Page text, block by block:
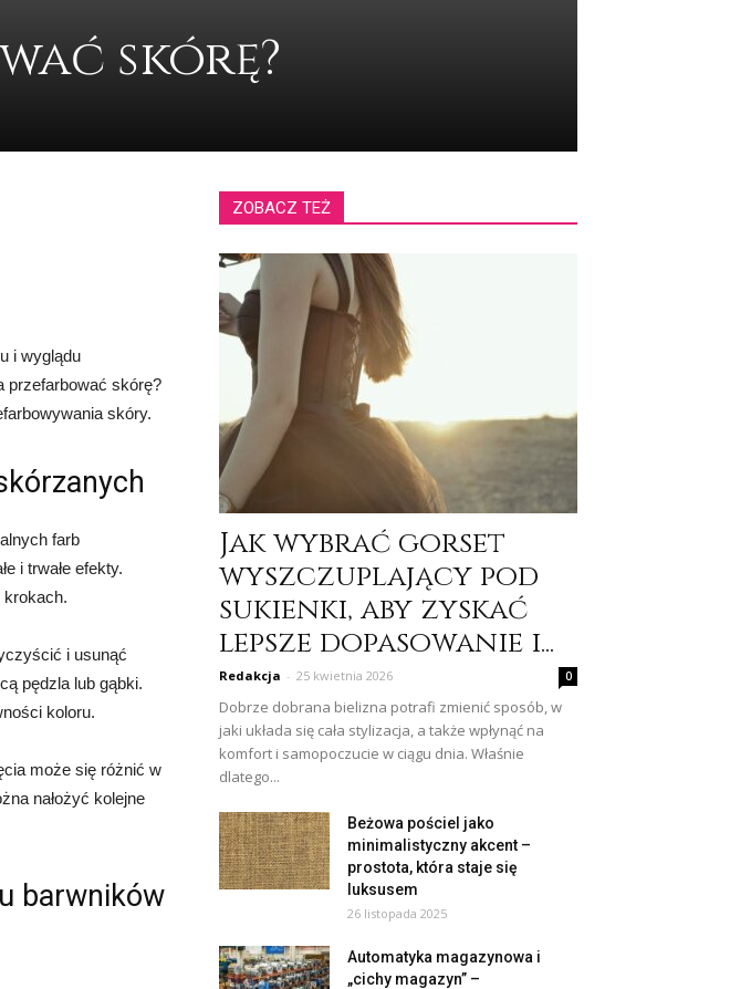
skórę?
i wyglądu
przefarbować skórę?
skóry.
farb
i trwałe efekty.
krokach.
i usunąć
pędzla lub gąbki.
koloru.
może się różnić w
nałożyć kolejne
barwników
ZOBACZ TEŻ
Jak wybrać gorset
wyszczuplający pod
sukienki, aby zyskać
lepsze dopasowanie i...
Redakcja - 25 kwietnia 2026 0
Dobrze dobrana bielizna potrafi zmienić sposób, w
jaki układa się cała stylizacja, a także wpłynąć na
komfort i samopoczucie w ciągu dnia. Właśnie
dlatego...
Beżowa pościel jako
minimalistyczny akcent –
prostota, która staje się
luksusem
26 listopada 2025
Automatyka magazynowa i
„cichy magazyn” –